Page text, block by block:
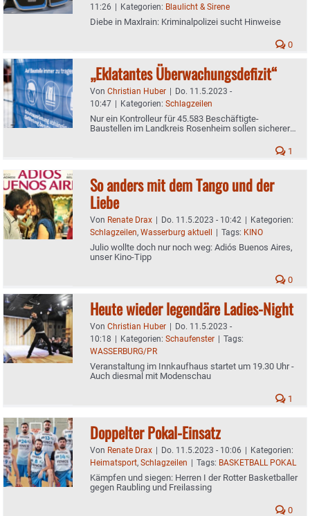
11:26 | Kategorien: Blaulicht & Sirene
Diebe in Maxlrain: Kriminalpolizei sucht Hinweise
0
„Eklatantes Überwachungsdefizit“
Von Christian Huber | Do. 11.5.2023 -
10:47 | Kategorien: Schlagzeilen
Nur ein Kontrolleur für 45.583 Beschäftigte-
Baustellen im Landkreis Rosenheim sollen sicherer
1
So anders mit dem Tango und der
Liebe
Von Renate Drax | Do. 11.5.2023 - 10:42 | Kategorien:
Schlagzeilen, Wasserburg aktuell | Tags: KINO
Julio wollte doch nur noch weg: Adiós Buenos Aires,
unser Kino-Tipp
0
Heute wieder legendäre Ladies-Night
Von Christian Huber | Do. 11.5.2023 -
10:18 | Kategorien: Schaufenster | Tags:
WASSERBURG/PR
Veranstaltung im Innkaufhaus startet um 19.30 Uhr -
Auch diesmal mit Modenschau
1
Doppelter Pokal-Einsatz
Von Renate Drax | Do. 11.5.2023 - 10:06 | Kategorien:
Heimatsport, Schlagzeilen | Tags: BASKETBALL POKAL
Kämpfen und siegen: Herren I der Rotter Basketballer
gegen Raubling und Freilassing
0